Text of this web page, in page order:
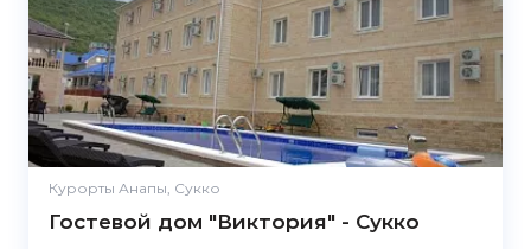
Курорты Анапы, Сукко
Гостевой дом "Виктория" - Сукко